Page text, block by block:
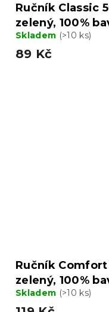
Ručník Classic
zelený, 100%
Skladem (>10 ks)
89 Kč
Ručník
zelený, 100%
Skladem (>10 ks)